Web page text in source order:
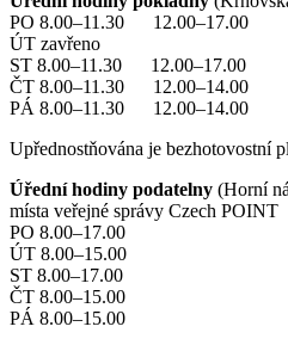
PO 8.00–11.30 12.00–17.00
ÚT zavřeno
ST 8.00–11.30 12.00–17.00
ČT 8.00–11.30 12.00–14.00
PÁ 8.00–11.30 12.00–14.00
Upřednostňována je bezhotovostní
Úřední hodiny podatelny (Horní
místa veřejné správy Czech POINT
PO 8.00–17.00
ÚT 8.00–15.00
ST 8.00–17.00
ČT 8.00–15.00
PÁ 8.00–15.00